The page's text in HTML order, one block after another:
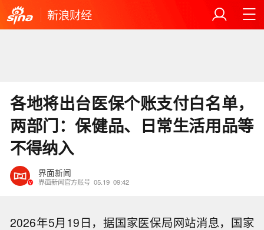
新浪财经
各地将出台医保个账支付白名单，
两部门：保健品、日常生活用品等
不得纳入
界面新闻
界面新闻官方账号 05.19 09:42
2026年5月19日，据国家医保局网站消息，国家